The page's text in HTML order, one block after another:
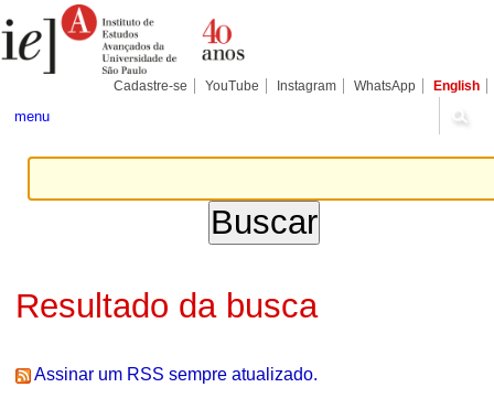
para
conteúdo.
Pessoais
Cadastre-se YouTube Instagram WhatsApp English
menu
Resultado da busca
Assinar um RSS sempre atualizado.